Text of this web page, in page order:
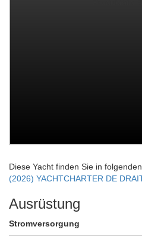
Diese Yacht finden Sie in
(2026) YACHTCHARTER DE
Ausrüstung
Stromversorgung